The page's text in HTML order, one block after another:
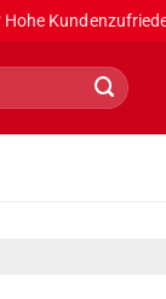
Hohe